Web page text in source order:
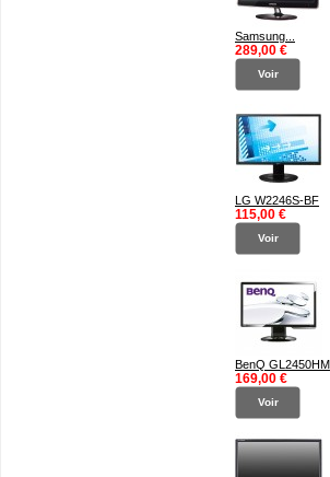
Samsung...
289,00 €
Voir
LG W2246S-BF
115,00 €
Voir
BenQ GL2450HM
169,00 €
Voir